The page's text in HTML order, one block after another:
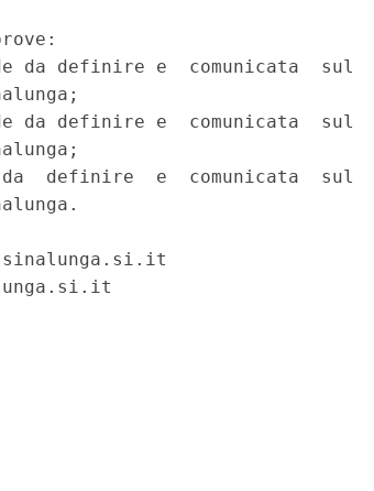
da definire e  comunicata  sul
da definire e  comunicata  sul
definire  e  comunicata  sul